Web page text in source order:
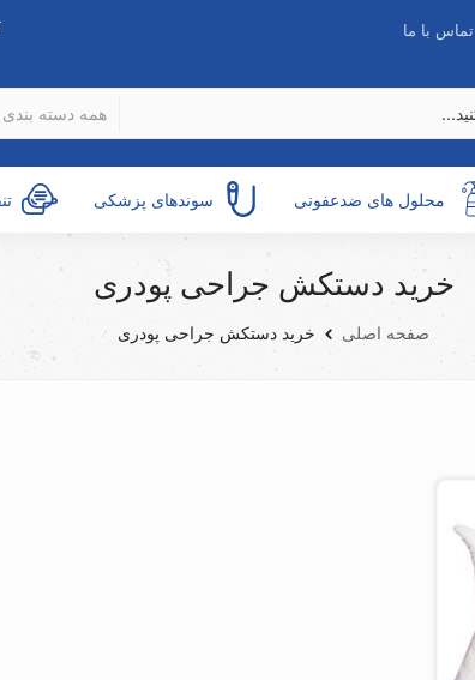
تماس با ما
همه دسته بندی
محلول های ضدعفونی سوندهای پزشکی
خرید دستکش جراحی پودری
صفحه اصلی خرید دستکش جراحی پودری